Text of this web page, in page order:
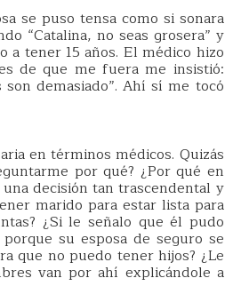
se puso tensa como si sonara
“Catalina, no seas grosera” y
a tener 15 años. El médico hizo
de que me fuera me insistió:
demasiado”. Ahí sí me tocó
en términos médicos. Quizás
por qué? ¿Por qué en
decisión tan trascendental y
marido para estar lista para
¿Si le señalo que él pudo
su esposa de seguro se
que no puedo tener hijos? ¿Le
van por ahí explicándole a